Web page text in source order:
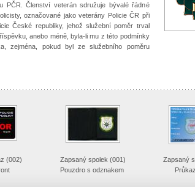
PČR. Členství veterán sdružuje bývalé řádné
označované jako veterány Policie ČR při
České republiky, jehož služební poměr trval
anebo méně, byla-li mu z této podmínky
zejména, pokud byl ze služebního poměru
(002)
Zapsaný spolek (001)
Pouzdro s odznakem
Zapsaný